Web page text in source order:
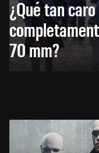
¿Qué tan
70 mm?